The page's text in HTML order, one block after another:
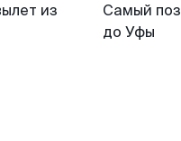
из
Самый
до Уфы